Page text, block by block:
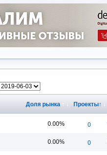
Доля рынка Проекты↑
0.00% 0
0.00% 0